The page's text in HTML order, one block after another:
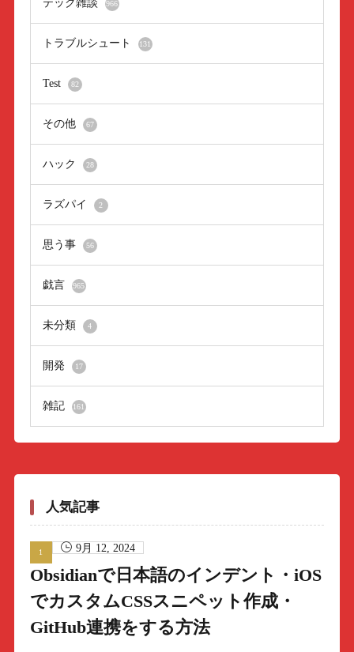
テック雑談 966
トラブルシュート 131
Test 82
その他 67
ハック 28
ラズパイ 2
思う事 56
戯言 965
未分類 4
開発 17
雑記 161
人気記事
9月 12, 2024
Obsidianで日本語のインデント・iOS
でカスタムCSSスニペット作成・
GitHub連携をする方法